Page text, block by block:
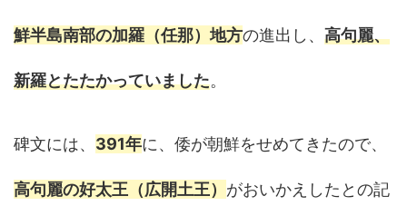
鮮半島南部の加羅（任那）地方の進出し、 高句麗、
新羅とたたかっていました。
碑文には、 391年に、倭が朝鮮をせめてきたので、
高句麗の好太王（広開土王） がおいかえしたとの記